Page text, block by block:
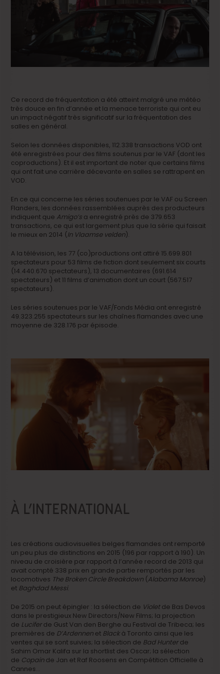
Ce record de fréquentation a été atteint malgré une météo
très douce en fin d’année et la menace terroriste qui ont eu
un impact négatif très significatif sur la fréquentation des
salles en général.
Selon les données disponibles, 112.338 transactions VOD ont
été enregistrées pour des films soutenus par le VAF (dont les
coproductions). Et il est important de noter que certains films
qui ont fait une carrière décevante en salles se rattrapent en
VOD.
En ce qui concerne les séries soutenues par le VAF ou Screen
Flanders, les données rassemblées auprès des producteurs
indiquent que Amigo’s a enregistré près de 379.653
transactions, ce qui est largement plus que la série qui faisait
le mieux en 2014 (In Vlaamse velden).
A la télévision, les 77 (co)productions ont attiré 15.699.801
spectateurs pour 53 films de fiction dont seulement six courts
(14.440.670 spectateurs), 13 documentaires (691.614
spectateurs) et 11 films d’animation dont un court (567.517
spectateurs).
Les séries soutenues par le VAF/Fonds Média ont enregistré
49.323.255 spectateurs sur les chaînes flamandes avec une
moyenne de 328.176 par épisode.
À L’INTERNATIONAL
Les créations audiovisuelles belges flamandes ont remporté
un peu plus de distinctions en 2015 (196 par rapport à 190). Un
niveau de croisière par rapport à l’année record de 2013 qui
avait compté 338 prix en grande partie remportés par les
locomotives The Broken Circle Breakdown (Alabama Monroe)
et Baghdad Messi.
De 2015 on peut épingler : la sélection de Violetde Bas Devos
dans le prestigieux New Directors/New Films; la projection
de Luciferde Gust Van den Berghe au Festival de Tribeca; les
premières de D’Ardennen et Blackà Toronto ainsi que les
ventes qui se sont suivies; la sélection de Bad Hunterde
Sahim Omar Kalifa sur la shortlist des Oscar; la sélection
de Copain de Jan et Raf Roosens en Compétition Officielle à
Cannes…